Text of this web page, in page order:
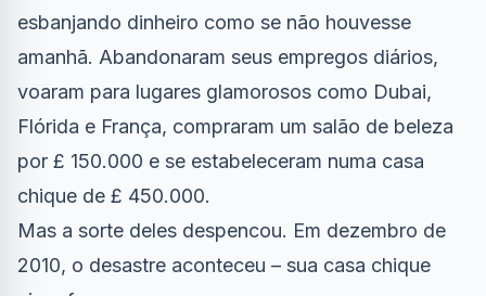
esbanjando dinheiro como se não houvesse
amanhã. Abandonaram seus empregos diários,
voaram para lugares glamorosos como Dubai,
Flórida e França, compraram um salão de beleza
por £ 150.000 e se estabeleceram numa casa
chique de £ 450.000.
Mas a sorte deles despencou. Em dezembro de
2010, o desastre aconteceu – sua casa chique